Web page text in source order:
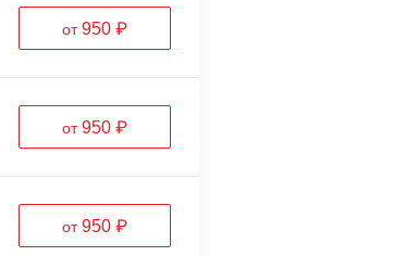
от950 ₽
от950 ₽
от950 ₽